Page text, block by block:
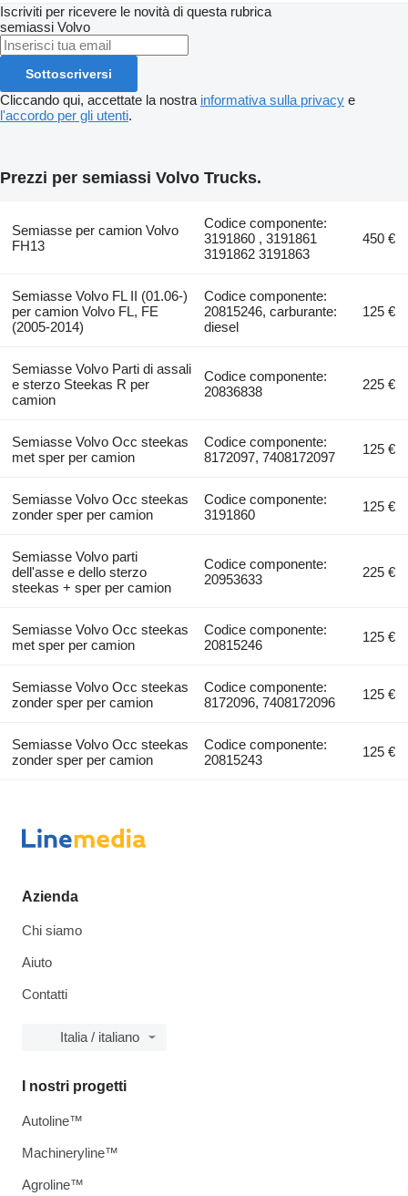
Iscriviti per ricevere le novità di questa rubrica
semiassi Volvo
Sottoscriversi
Cliccando qui, accettate la nostra informativa sulla privacy e
l'accordo per gli utenti.
Prezzi per semiassi Volvo Trucks.
Semiasse per camion Volvo
FH13
Codice componente:
3191860 , 3191861
3191862 3191863
450 €
Semiasse Volvo FL II (01.06-)
per camion Volvo FL, FE
(2005-2014)
Codice componente:
20815246, carburante:
diesel
125 €
Semiasse Volvo Parti di assali
e sterzo Steekas R per
camion
Codice componente:
20836838
225 €
Semiasse Volvo Occ steekas
met sper per camion
Codice componente:
8172097, 7408172097
125 €
Semiasse Volvo Occ steekas
zonder sper per camion
Codice componente:
3191860
125 €
Semiasse Volvo parti
dell'asse e dello sterzo
steekas + sper per camion
Codice componente:
20953633
225 €
Semiasse Volvo Occ steekas
met sper per camion
Codice componente:
20815246
125 €
Semiasse Volvo Occ steekas
zonder sper per camion
Codice componente:
8172096, 7408172096
125 €
Semiasse Volvo Occ steekas
zonder sper per camion
Codice componente:
20815243
125 €
Azienda
Chi siamo
Aiuto
Contatti
Italia / italiano
I nostri progetti
Autoline™
Machineryline™
Agroline™